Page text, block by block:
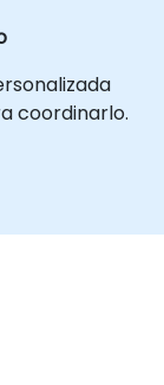
coordinarlo.